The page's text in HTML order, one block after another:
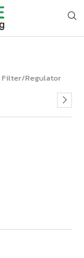
Filter/Regulator